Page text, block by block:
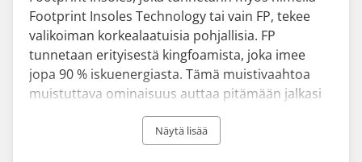
Footprint Insoles Technology tai vain FP, tekee
valikoiman korkealaatuisia pohjallisia. FP
tunnetaan erityisestä kingfoamista, joka imee
jopa 90 % iskuenergiasta. Tämä muistivaahtoa
muistuttava ominaisuus auttaa pitämään jalkasi
mukavina ja polvet oikeassa linjassa. Lisäkse se
saa aikaan tunteen, kuin pukisit uuden kengät
Näytä lisää